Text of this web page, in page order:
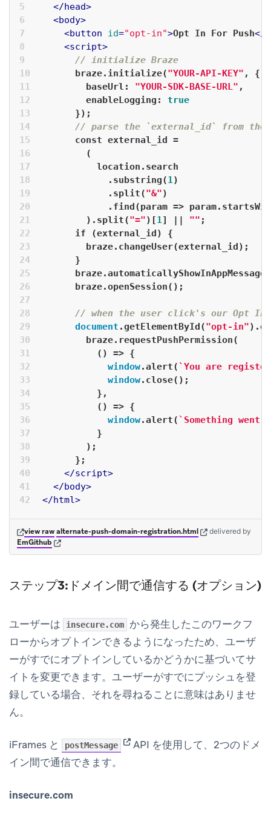
</head>
<body>
<button id="opt-in">Opt In For Push</
<script>
// initialize Braze
      braze.initialize(
"YOUR-API-KEY" , {
baseUrl : "YOUR-SDK-BASE-URL" ,
enableLogging : true
      });
// parse the `external_id` from the
const external_id =
        (
          location.search
            .substring(
1)
            .split(
"&")
            .find(
param =>
        ).split(
"=")[1] || "" ;
if (external_id) {
        braze.changeUser(external_id);
      }
      braze.openSession();
// when the user click's our Opt In
document .getElementById("opt-in"
        braze.requestPushPermission(
()
=> {
window.alert(`You are
window.close();
          },
          () => {
window.alert(`Something went
          }
        );
      };
</script>
</body>
</html>
view raw(opens in new tab)
alternate-push-domain-registration.html(opens in new tab)
delivered by
EmGithub (opens in new tab)
ステップ3:ドメイン間で通信する (オプション)
ユーザーは insecure.com
から発生したこのワークフ
ローからオプトインできるようになったため、ユーザ
ーがすでにオプトインしているかどうかに基づいてサ
イトを変更できます。ユーザーがすでにプッシュを登
録している場合、それを尋ねることに意味はありませ
ん。
iFrames と postMessage (opens in new tab)
API を使用して、2つのドメ
イン間で通信できます。
insecure.com